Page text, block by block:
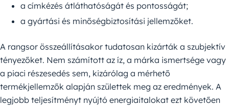
a címkézés átláthatóságát és pontosságát;
a gyártási és minőségbiztosítási jellemzőket.
A rangsor összeállításakor tudatosan kizárták a szubjektív
tényezőket. Nem számított az íz, a márka ismertsége vagy
a piaci részesedés sem, kizárólag a mérhető
termékjellemzők alapján születtek meg az eredmények. A
legjobb teljesítményt nyújtó energiaitalokat ezt követően